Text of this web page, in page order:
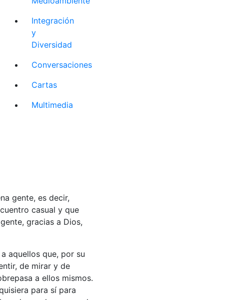
Integración
y
Diversidad
Conversaciones
Cartas
Multimedia
gente, es decir,
casual y que
gracias a Dios,
aquellos que, por su
de mirar y de
a ellos mismos.
para sí para